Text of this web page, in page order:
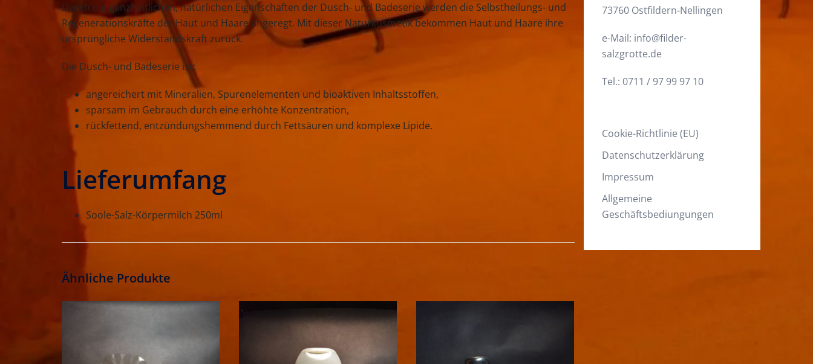
Durch die ganzheitlichen, natürlichen Eigenschaften der Dusch- und Badeserie werden die Selbstheilungs- und
Regenerationskräfte der Haut und Haare angeregt. Mit dieser Naturkosmetik bekommen Haut und Haare ihre
ursprüngliche Widerstandskraft zurück.
Die Dusch- und Badeserie ist:
angereichert mit Mineralien, Spurenelementen und bioaktiven Inhaltsstoffen,
sparsam im Gebrauch durch eine erhöhte Konzentration,
rückfettend, entzündungshemmend durch Fettsäuren und komplexe Lipide.
Lieferumfang
Soole-Salz-Körpermilch 250ml
Ähnliche Produkte
73760 Ostfildern-Nellingen
e-Mail: info@filder-
salzgrotte.de
Tel.: 0711 / 97 99 97 10
Cookie-Richtlinie (EU)
Datenschutzerklärung
Impressum
Allgemeine
Geschäftsbediungungen